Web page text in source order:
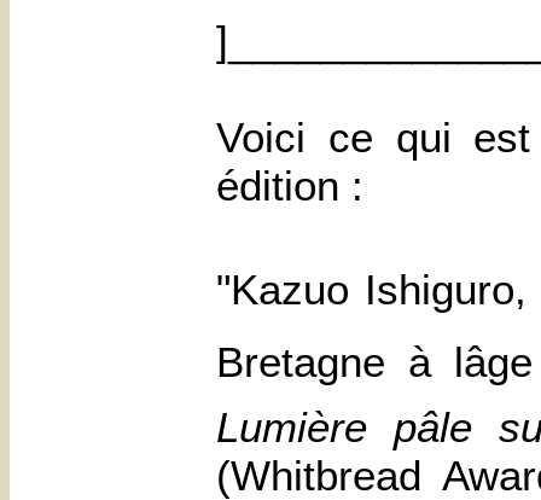
Voici ce qui
édition :
"Kazuo Ishiguro,
Bretagne à
Lumière pâle
(Whitbread